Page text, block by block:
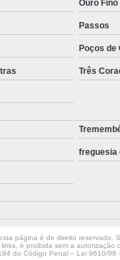
Ouro Fino
Passos
Poços de
Três
freguesia
página é de direito reservado.
é proibida sem a autorização
do Código Penal – Lei 9610/98